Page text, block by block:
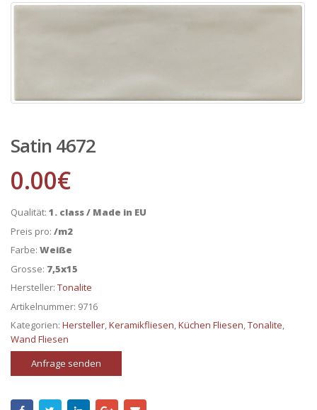
Satin 4672
0.00€
Qualität: 1. class / Made in EU
Preis pro: /m2
Farbe: Weiße
Grosse: 7,5x15
Hersteller: Tonalite
Artikelnummer: 9716
Kategorien: Hersteller,Keramikfliesen,Küchen Fliesen,Tonalite,
Wand Fliesen
Anfrage senden